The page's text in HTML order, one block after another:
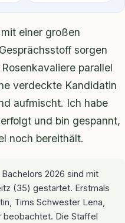
einer großen
sorgen
parallel
verdeckte Kandidatin
aufmischt. Ich habe
und bin gespannt,
noch bereithält.
Bachelors 2026 sind mit
(35) gestartet. Erstmals
Tims Schwester Lena,
beobachtet. Die Staffel